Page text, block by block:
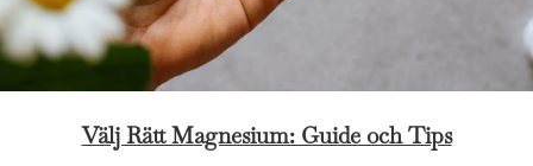
Välj Rätt Magnesium: Guide och Tips